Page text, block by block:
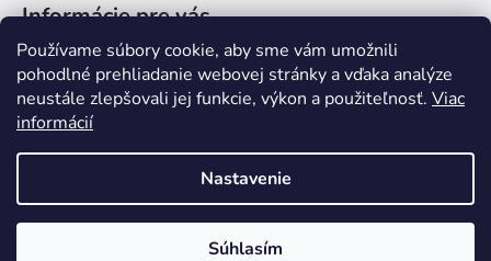
Používame súbory cookie, aby sme vám umožnili
pohodlné prehliadanie webovej stránky a vďaka analýze
neustále zlepšovali jej funkcie, výkon a použiteľnosť. Viac
informácií
Nastavenie
Súhlasím
Informácie pre vás
Predajňa Vráble
Predajňa Pieštany
Ako nakupovať
Vytvoril Shoptet